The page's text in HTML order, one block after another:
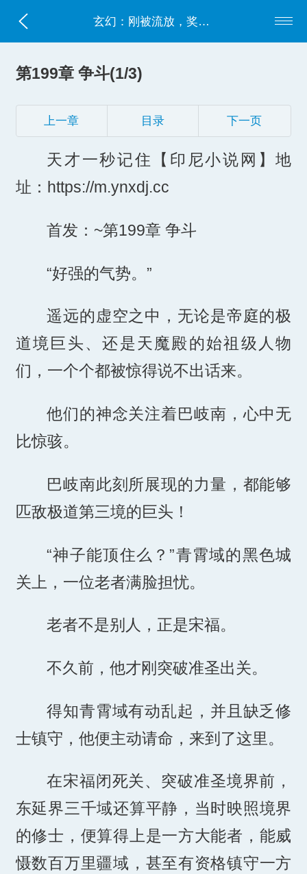
玄幻：刚被流放，奖励大帝根骨
第199章 争斗(1/3)
上一章 目录 下一页
天才一秒记住【印尼小说网】地
址：https://m.ynxdj.cc
首发：~第199章 争斗
“好强的气势。”
遥远的虚空之中，无论是帝庭的极
道境巨头、还是天魔殿的始祖级人物
们，一个个都被惊得说不出话来。
他们的神念关注着巴岐南，心中无
比惊骇。
巴岐南此刻所展现的力量，都能够
匹敌极道第三境的巨头！
“神子能顶住么？”青霄域的黑色城
关上，一位老者满脸担忧。
老者不是别人，正是宋福。
不久前，他才刚突破准圣出关。
得知青霄域有动乱起，并且缺乏修
士镇守，他便主动请命，来到了这里。
在宋福闭死关、突破准圣境界前，
东延界三千域还算平静，当时映照境界
的修士，便算得上是一方大能者，能威
慑数百万里疆域，甚至有资格镇守一方